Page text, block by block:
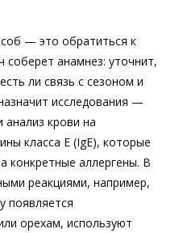
— это обратиться к
соберет анамнез: уточнит,
ли связь с сезоном и
исследования —
крови на
класса E (IgE), которые
конкретные аллергены. В
реакциями, например,
появляется
орехам, используют